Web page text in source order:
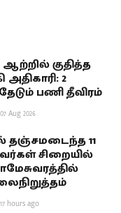
குதித்த
அதிகாரி: 2
பணி தீவிரம்
07 Aug 2026
தஞ்சமடைந்த 11
சிறையில்
17 hours ago